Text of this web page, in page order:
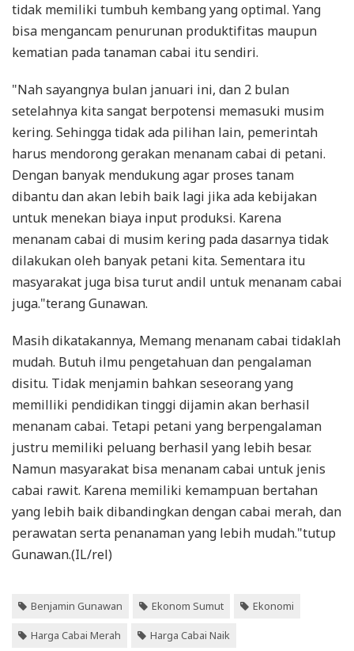
tidak memiliki tumbuh kembang yang optimal. Yang
bisa mengancam penurunan produktifitas maupun
kematian pada tanaman cabai itu sendiri.
"Nah sayangnya bulan januari ini, dan 2 bulan
setelahnya kita sangat berpotensi memasuki musim
kering. Sehingga tidak ada pilihan lain, pemerintah
harus mendorong gerakan menanam cabai di petani.
Dengan banyak mendukung agar proses tanam
dibantu dan akan lebih baik lagi jika ada kebijakan
untuk menekan biaya input produksi. Karena
menanam cabai di musim kering pada dasarnya tidak
dilakukan oleh banyak petani kita. Sementara itu
masyarakat juga bisa turut andil untuk menanam cabai
juga."terang Gunawan.
Masih dikatakannya, Memang menanam cabai tidaklah
mudah. Butuh ilmu pengetahuan dan pengalaman
disitu. Tidak menjamin bahkan seseorang yang
memilliki pendidikan tinggi dijamin akan berhasil
menanam cabai. Tetapi petani yang berpengalaman
justru memiliki peluang berhasil yang lebih besar.
Namun masyarakat bisa menanam cabai untuk jenis
cabai rawit. Karena memiliki kemampuan bertahan
yang lebih baik dibandingkan dengan cabai merah, dan
perawatan serta penanaman yang lebih mudah."tutup
Gunawan.(IL/rel)
Benjamin Gunawan Ekonom Sumut Ekonomi
Harga Cabai Merah Harga Cabai Naik